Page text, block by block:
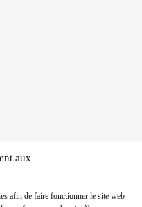
aux
afin de faire fonctionner le site web